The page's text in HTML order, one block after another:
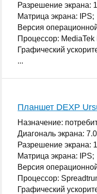
Разрешение экрана:
Матрица экрана: IPS;
Версия
Процессор: MediaTek
Графический
...
Планшет DEXP
Назначение:
Диагональ экрана:
Разрешение экрана:
Матрица экрана: IPS;
Версия
Процессор:
Графический